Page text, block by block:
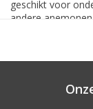
geschikt voor
andere anemonen.
wel, maar dan